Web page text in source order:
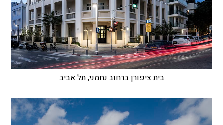
בית ציפורן ברחוב נחמני, תל אביב